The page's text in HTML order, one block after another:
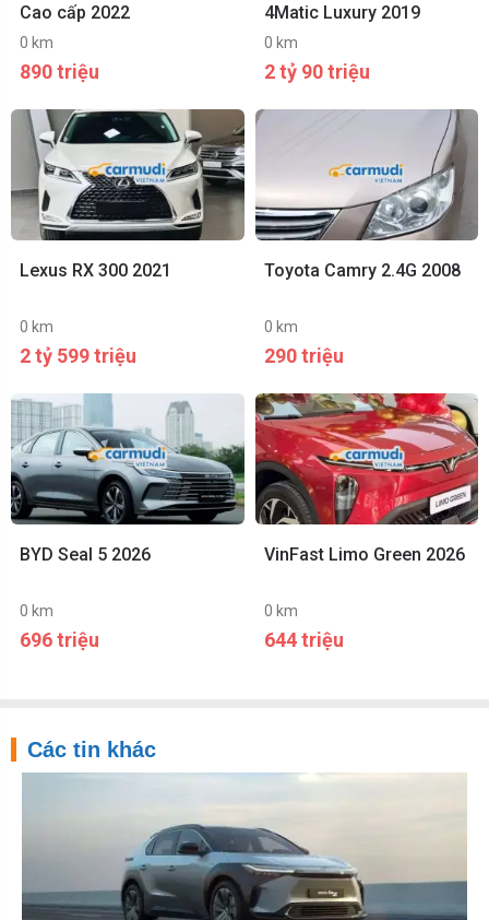
Cao cấp 2022
0 km
890 triệu
4Matic Luxury 2019
0 km
2 tỷ 90 triệu
Lexus RX 300 2021
0 km
2 tỷ 599 triệu
Toyota Camry 2.4G 2008
0 km
290 triệu
BYD Seal 5 2026
0 km
696 triệu
VinFast Limo Green 2026
0 km
644 triệu
Các tin khác